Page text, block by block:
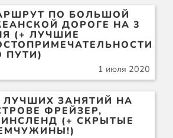
ПО БОЛЬШОЙ
ДОРОГЕ НА 3
(+ ЛУЧШИЕ
ПУТИ)
1 июля 2020
ЛУЧШИХ ЗАНЯТИЙ НА
ФРЕЙЗЕР,
(+ СКРЫТЫЕ